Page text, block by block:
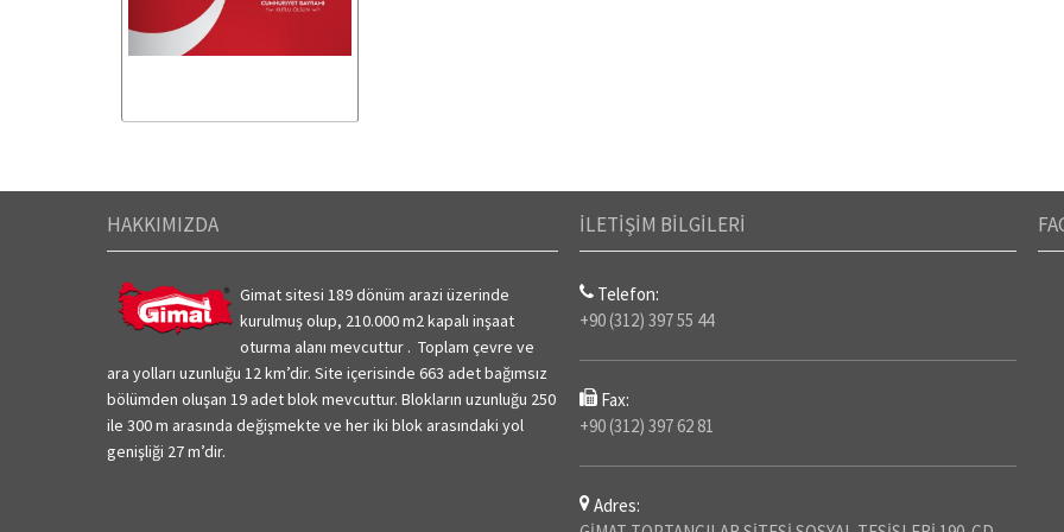
HAKKIMIZDA
Gimat sitesi 189 dönüm arazi üzerinde
kurulmuş olup, 210.000 m2 kapalı inşaat
oturma alanı mevcuttur . Toplam çevre ve
ara yolları uzunluğu 12 km’dir. Site içerisinde 663 adet bağımsız
bölümden oluşan 19 adet blok mevcuttur. Blokların uzunluğu 250
ile 300 m arasında değişmekte ve her iki blok arasındaki yol
genişliği 27 m’dir.
İLETİŞİM BİLGİLERİ
Telefon:
+90 (312) 397 55 44
Fax:
+90 (312) 397 62 81
Adres: